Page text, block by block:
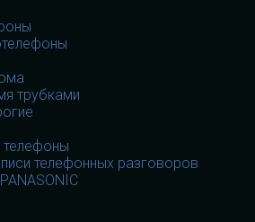
трубками
телефонных разговоров